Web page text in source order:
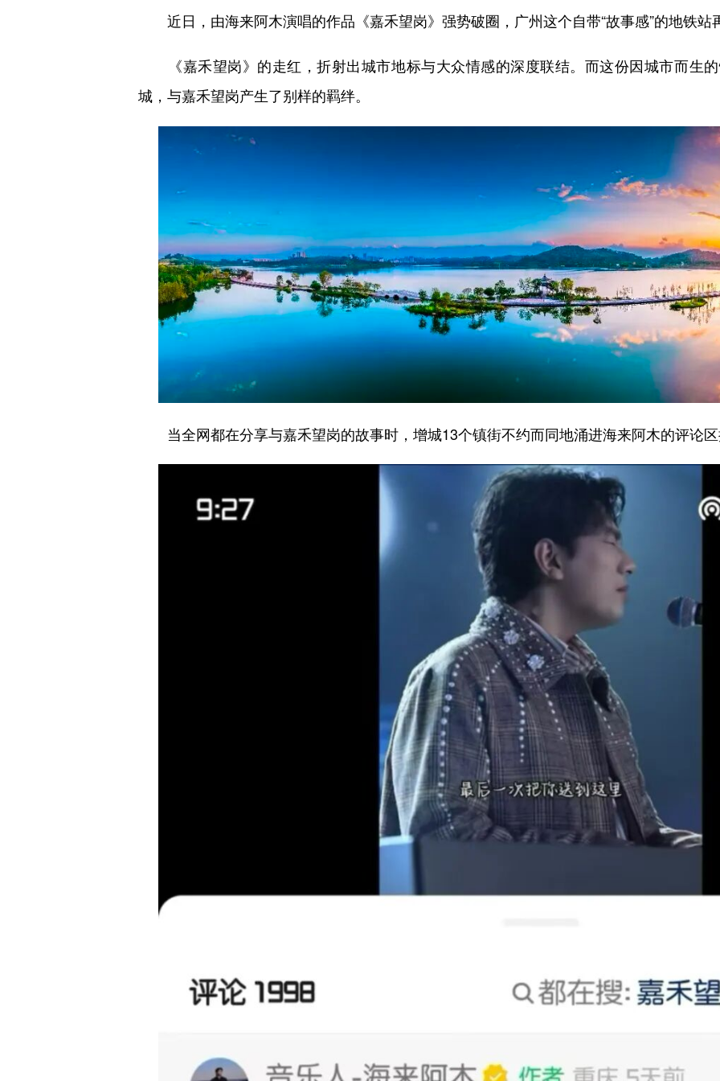
近日，由海来阿木演唱的作品 《嘉禾望岗》 强势破圈，广州这个自带“故事感”的地铁站
《嘉禾望岗》的走红，折射出城市地标与大众情感的深度联结。而这份因城市而生
城 ，与嘉禾望岗产生了别样的羁绊。
当全网都在分享与嘉禾望岗的故事时，增城13个镇街不约而同地涌进海来阿木的评论